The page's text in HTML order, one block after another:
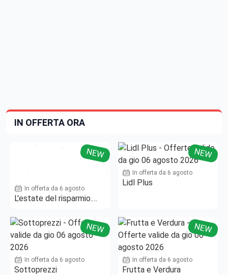
IN OFFERTA ORA
NEW
In offerta da 6 agosto
L'estate del risparmio.
NEW
In offerta da 6 agosto
Lidl Plus
NEW
In offerta da 6 agosto
Sottoprezzi
NEW
In offerta da 6 agosto
Frutta e Verdura